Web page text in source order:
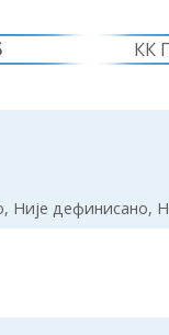
КК
Није дефинисано,